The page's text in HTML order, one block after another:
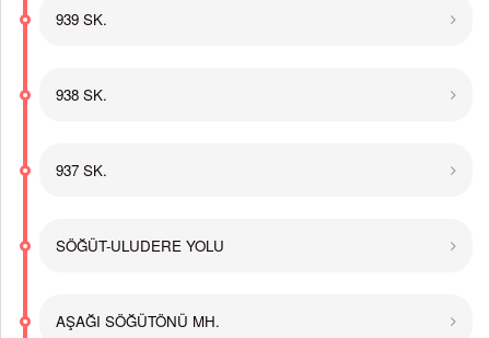
939 SK.
938 SK.
937 SK.
SÖĞÜT-ULUDERE YOLU
AŞAĞI SÖĞÜTÖNÜ MH.